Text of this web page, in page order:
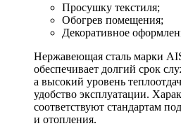
Просушку текстиля;
Обогрев помещения;
Декоративное
Нержавеющая сталь марки
обеспечивает долгий срок
а высокий уровень
удобство эксплуатации.
соответствуют стандартам
и отопления.